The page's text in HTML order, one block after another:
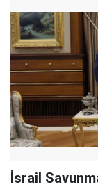
İsrail